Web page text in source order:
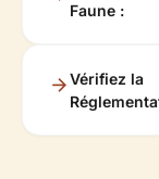
Faune :
Vérifiez la